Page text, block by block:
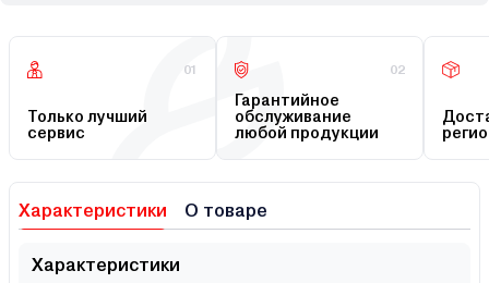
01
Только лучший
сервис
02
Гарантийное
обслуживание
любой продукции
Характеристики О товаре
Характеристики